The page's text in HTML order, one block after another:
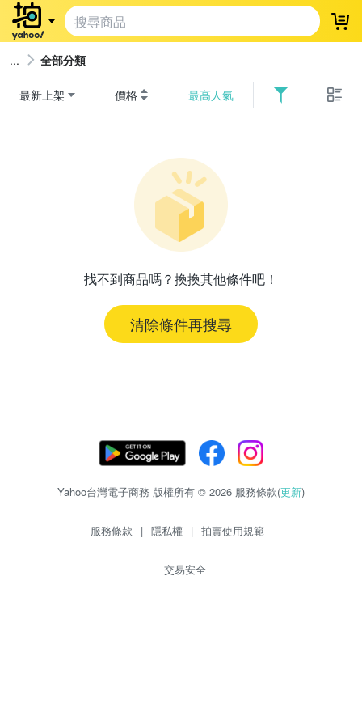
登
全部分類
最新上架 價格 最高人氣
找不到商品嗎？換換其他條件吧！
清除條件再搜尋
Yahoo台灣電子商務 版權所有 © 2026 服務條款(更新)
服務條款 | 隱私權 | 拍賣使用規範
交易安全